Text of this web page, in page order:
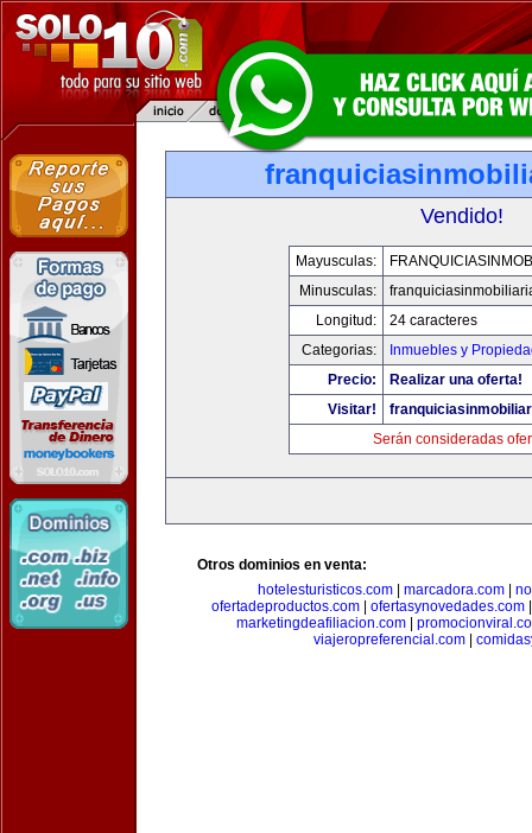
Vendido!
Mayusculas:
Minusculas:
Longitud:
24 caracteres
Categorias:
Inmuebles y
Precio:
Realizar una oferta!
Visitar!
Serán consideradas
Otros dominios en venta:
hotelesturisticos.com
marcadora.com
ofertadeproductos.com| ofertasynovedades.com
marketingdeafiliacion.com|
viajeropreferencial.com